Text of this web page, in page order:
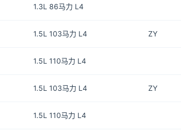
1.3L 86马力 L4
1.5L 103马力 L4 ZY
1.5L 110马力 L4
1.5L 103马力 L4 ZY
1.5L 110马力 L4